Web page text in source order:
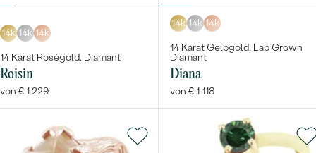
14k 14k 14k
14 Karat Roségold, Diamant
Roisin
von € 1 229
14k 14k 14k
14 Karat Gelbgold, Lab Grown
Diamant
Diana
von € 1 118